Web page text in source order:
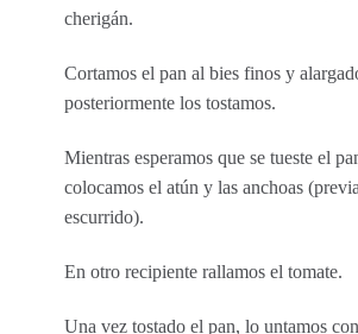
cherigán.
Cortamos el pan al bies finos y
posteriormente los tostamos.
Mientras esperamos que se tueste el
colocamos el atún y las anchoas
escurrido).
En otro recipiente rallamos el tomate.
Una vez tostado el pan, lo untamos